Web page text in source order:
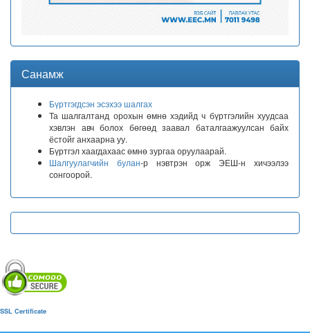
Санамж
Бүртгэгдсэн эсэхээ шалгах
Та шалгалтанд орохын өмнө хэдийд ч бүртгэлийн хуудсаа
хэвлэн авч болох бөгөөд заавал баталгаажуулсан байх
ёстойг анхаарна уу.
Бүртгэл хаагдахаас өмнө зургаа оруулаарай.
Шалгуулагчийн булан-р нэвтрэн орж ЭЕШ-н хичээлээ
сонгоорой.
SSL Certificate